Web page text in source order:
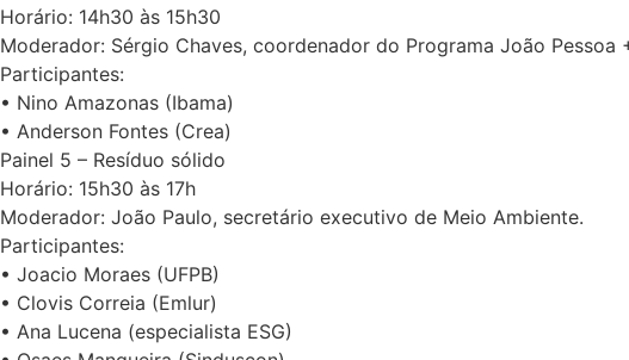
Horário: 14h30 às 15h30
Moderador: Sérgio Chaves, coordenador do Programa João Pessoa
Participantes:
• Nino Amazonas (Ibama)
• Anderson Fontes (Crea)
Painel 5 – Resíduo sólido
Horário: 15h30 às 17h
Moderador: João Paulo, secretário executivo de Meio Ambiente.
Participantes:
• Joacio Moraes (UFPB)
• Clovis Correia (Emlur)
• Ana Lucena (especialista ESG)